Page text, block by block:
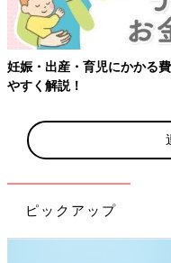
【ワクチン接種できるもの
ピックアップ